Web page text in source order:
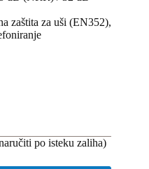
zaštita za uši (EN352),
po isteku zaliha)